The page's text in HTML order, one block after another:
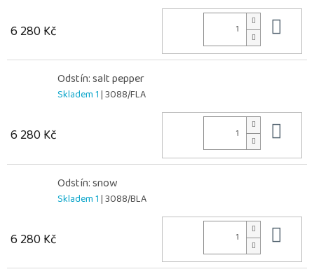
6 280 Kč
Odstín: salt pepper
Skladem 1| 3088/FLA
6 280 Kč
Odstín: snow
Skladem 1| 3088/BLA
6 280 Kč